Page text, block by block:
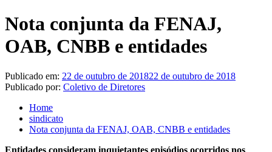
Nota conjunta da FENAJ,
OAB, CNBB e entidades
Publicado em: 22 de outubro de 201822 de outubro de 2018
Publicado por: Coletivo de Diretores
Home
sindicato
Nota conjunta da FENAJ, OAB, CNBB e entidades
Entidades consideram inquietantes episódios ocorridos nos